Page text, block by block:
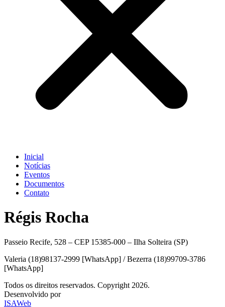
Inicial
Notícias
Eventos
Documentos
Contato
Régis Rocha
Passeio Recife, 528 – CEP 15385-000 – Ilha Solteira (SP)
Valeria (18)98137-2999 [WhatsApp] / Bezerra (18)99709-3786
[WhatsApp]
Todos os direitos reservados. Copyright 2026.
Desenvolvido por
ISAWeb